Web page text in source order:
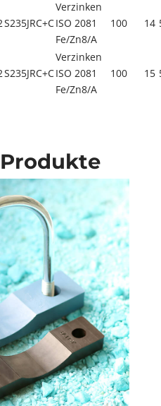
S235JRC+C
Verzinken
ISO 2081
Fe/Zn8/A
100 14
S235JRC+C
Verzinken
ISO 2081
Fe/Zn8/A
100 15